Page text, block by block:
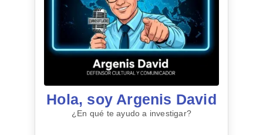
Hola, soy Argenis David
¿En qué te ayudo a investigar?